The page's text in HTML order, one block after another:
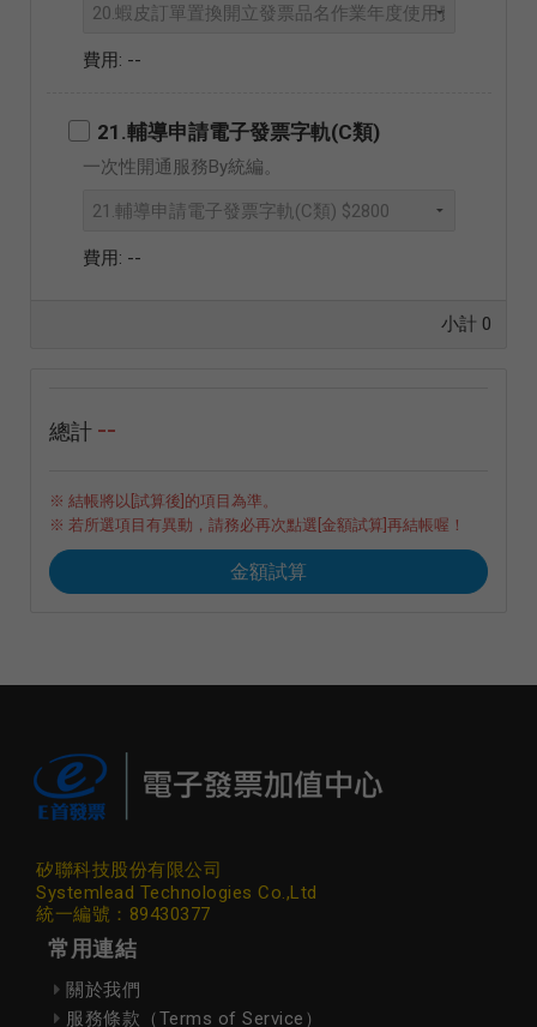
--
21.輔導申請電子發票字軌(C類)
一次性開通服務By統編。
--
小計 0
總計 --
※ 結帳將以[試算後]的項目為準。
※ 若所選項目有異動，請務必再次點選[金額試算]再結帳喔！
金額試算
矽聯科技股份有限公司
Systemlead Technologies Co.,Ltd
統一編號：89430377
常用連結
關於我們
服務條款（Terms of Service）